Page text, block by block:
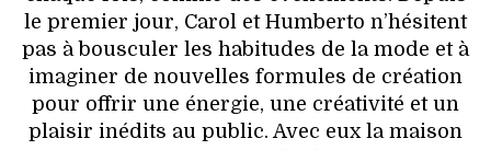
le premier jour, Carol et Humberto n’hésitent
pas à bousculer les habitudes de la mode et à
imaginer de nouvelles formules de création
pour offrir une énergie, une créativité et un
plaisir inédits au public. Avec eux la maison